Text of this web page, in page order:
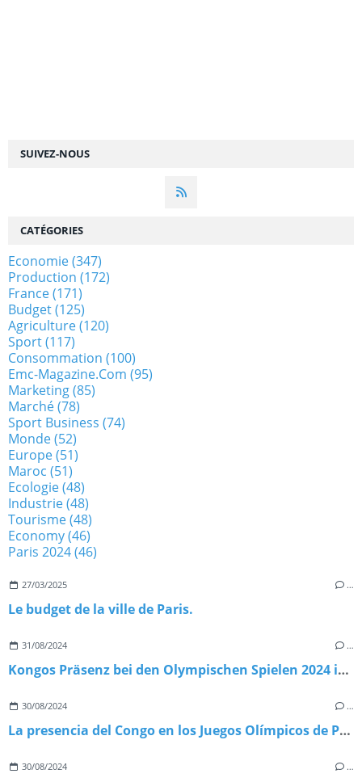
SUIVEZ-NOUS
27/03/2025 …
Le budget de la ville de Paris.
31/08/2024 …
Kongos Präsenz bei den Olympischen Spielen 2024 in Paris
30/08/2024 …
La presencia del Congo en los Juegos Olímpicos de París 2024
30/08/2024 …
CATÉGORIES
Economie(347)
Production (172)
France(171)
Budget(125)
Agriculture(120)
Sport(117)
Consommation (100)
Emc-Magazine.com (95)
Marketing(85)
Marché(78)
Sport Business (74)
Monde(52)
Europe(51)
Maroc (51)
Ecologie(48)
Industrie(48)
Tourisme(48)
Economy(46)
Paris 2024(46)